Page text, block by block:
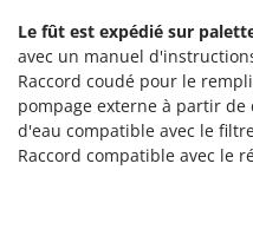
Le fût est expédié sur
avec un manuel
Raccord coudé pour le
pompage externe à partir
d'eau compatible avec le
Raccord compatible avec le